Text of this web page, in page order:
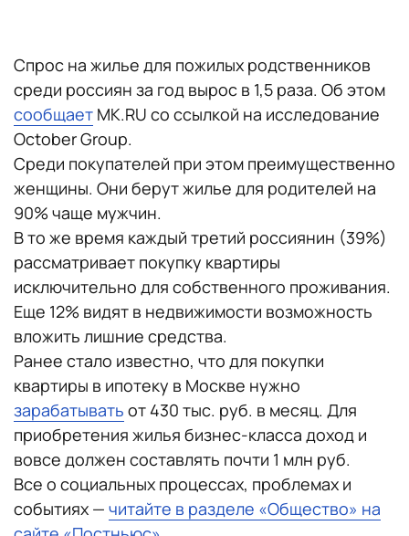
Спрос на жилье для пожилых родственников
среди россиян за год вырос в 1,5 раза. Об этом
сообщает MK.RU со ссылкой на исследование
October Group.
Среди покупателей при этом преимущественно
женщины. Они берут жилье для родителей на
90% чаще мужчин.
В то же время каждый третий россиянин (39%)
рассматривает покупку квартиры
исключительно для собственного проживания.
Еще 12% видят в недвижимости возможность
вложить лишние средства.
Ранее стало известно, что для покупки
квартиры в ипотеку в Москве нужно
зарабатывать от 430 тыс. руб. в месяц. Для
приобретения жилья бизнес-класса доход и
вовсе должен составлять почти 1 млн руб.
Все о социальных процессах, проблемах и
событиях — читайте в разделе «Общество» на